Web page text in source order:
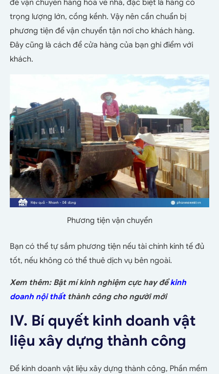
để vận chuyển hàng hóa về nhà, đặc biệt là hàng có
trọng lượng lớn, cồng kềnh. Vậy nên cần chuẩn bị
phương tiện để vận chuyển tận nơi cho khách hàng.
Đây cũng là cách để cửa hàng của bạn ghi điểm với
khách.
Phương tiện vận chuyển
Bạn có thể tự sắm phương tiện nếu tài chính kinh tế đủ
tốt, nếu không có thể thuê dịch vụ bên ngoài.
Xem thêm: Bật mí kinh nghiệm cực hay đểkinh
doanh nội thấtthành công cho người mới
IV. Bí quyết kinh doanh vật
liệu xây dựng thành công
Để kinh doanh vật liệu xây dựng thành công, Phần mềm